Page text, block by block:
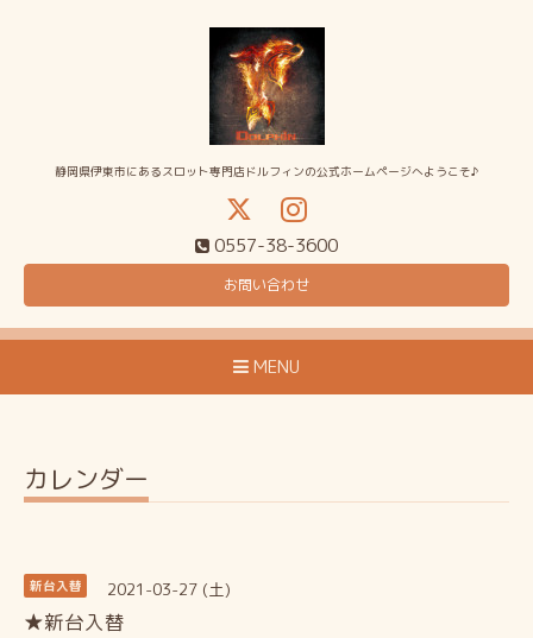
静岡県伊東市にあるスロット専門店ドルフィンの公式ホームページへようこそ♪
0557-38-3600
お問い合わせ
MENU
カレンダー
新台入替 2021-03-27 (土)
★新台入替